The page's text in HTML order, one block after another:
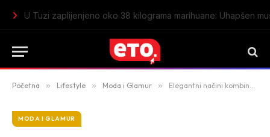
U Tuzi zaplijenjeno oko 38 kilograma marihuane: Uhapšen
Početna » Lifestyle » Moda i Glamur » Elegantni načini kombinovanja omiljenih toplih haljina i čizama za zimu 2024/2025
MODA I GLAMUR